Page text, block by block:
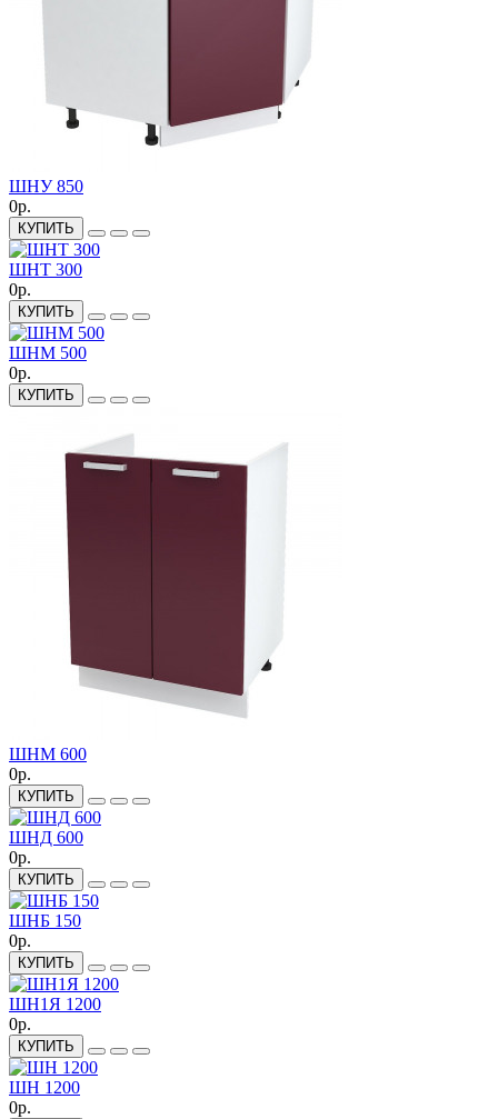
ШНУ 850
0р.
КУПИТЬ
ШНТ 300
0р.
КУПИТЬ
ШНМ 500
0р.
КУПИТЬ
ШНМ 600
0р.
КУПИТЬ
ШНД 600
0р.
КУПИТЬ
ШНБ 150
0р.
КУПИТЬ
ШН1Я 1200
0р.
КУПИТЬ
ШН 1200
0р.